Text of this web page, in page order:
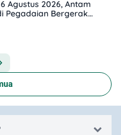
Agustus 2026, Antam
Pegadaian Bergerak